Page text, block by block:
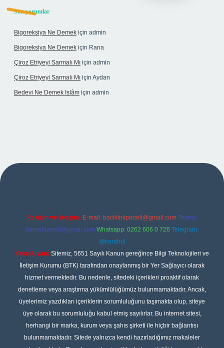
Son yorumlar
Bigoreksiya Ne Demek için admin
Bigoreksiya Ne Demek için Rana
Çiroz Etriyeyi Sarmalı Mı için admin
Çiroz Etriyeyi Sarmalı Mı için Aydan
Bedevi Ne Demek Islâm için admin
Reklam ve İletişim: E-mail: backlinkpaneli@gmail.com Teams:
forumhizmeti@gmail.com Whatsapp: 0262 606 0 726 Telegram:
@karabul
Yasal Uyarı: Sitemiz, 5651 Sayılı Kanun gereğince Bilgi Teknolojileri ve
İletişim Kurumu (BTK) tarafından onaylanmış bir Yer Sağlayıcı olarak
hizmet vermektedir. Bu nedenle, sitedeki içerikleri proaktif olarak
denetleme veya araştırma yükümlülüğümüz bulunmamaktadır. Ancak,
üyelerimiz yazdıkları içeriklerin sorumluluğunu taşımakta olup, siteye
üye olarak bu sorumluluğu kabul etmiş sayılırlar. Bu internet sitesi,
herhangi bir marka, kurum veya şahıs şirketi ile hiçbir bağlantısı
bulunmamaktadır. Sitede yalnızca kendi hazırladığımız makaleler